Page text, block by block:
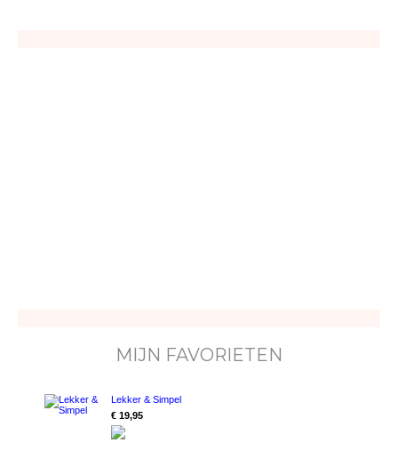
MIJN FAVORIETEN
Lekker & Simpel
€ 19,95